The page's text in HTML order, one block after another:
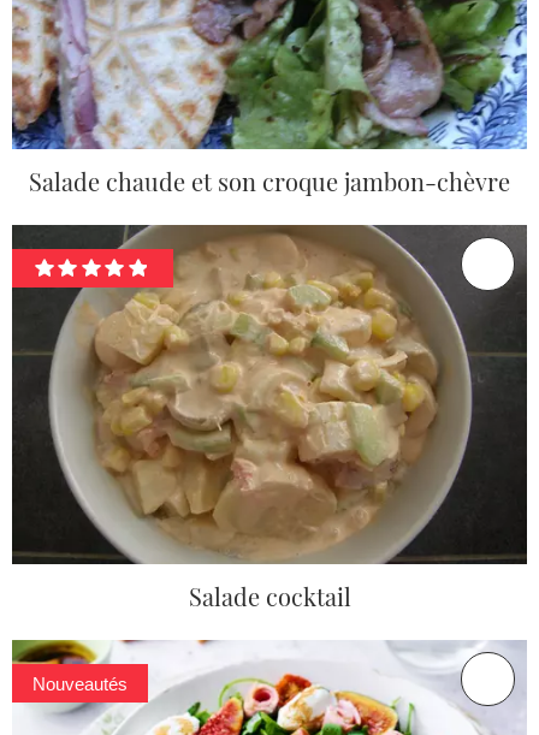
Salade chaude et son croque jambon-chèvre
Salade cocktail
Nouveautés